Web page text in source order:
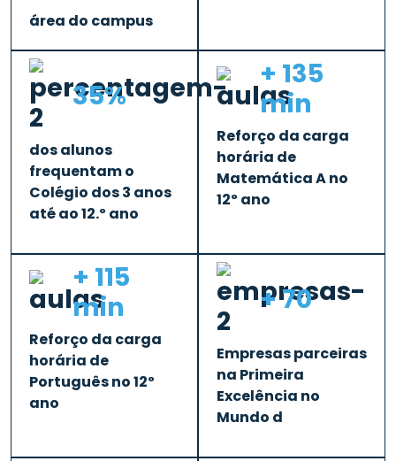
área do campus
35%
dos alunos
frequentam o
Colégio dos 3 anos
até ao 12.º ano
+ 135
min
Reforço da carga
horária de
Matemática A no
12º ano
+ 115
min
Reforço da carga
horária de
Português no 12º
ano
+ 70
Empresas parceiras
na Primeira
Excelência no
Mundo d